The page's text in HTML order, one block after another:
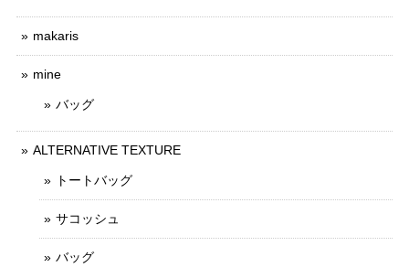
makaris
mine
バッグ
ALTERNATIVE TEXTURE
トートバッグ
サコッシュ
バッグ